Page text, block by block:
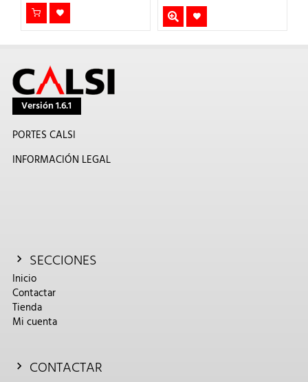
Versión 1.6.1
PORTES CALSI
INFORMACIÓN LEGAL
SECCIONES
Inicio
Contactar
Tienda
Mi cuenta
CONTACTAR